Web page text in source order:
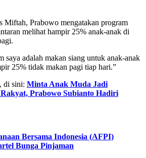
Miftah, Prabowo mengatakan program
melihat hampir 25% anak-anak di
saya adalah makan siang untuk anak-anak
25% tidak makan pagi tiap hari.”
di sini: Minta Anak Muda Jadi
Prabowo Subianto Hadiri
Bersama Indonesia (AFPI)
Bunga Pinjaman